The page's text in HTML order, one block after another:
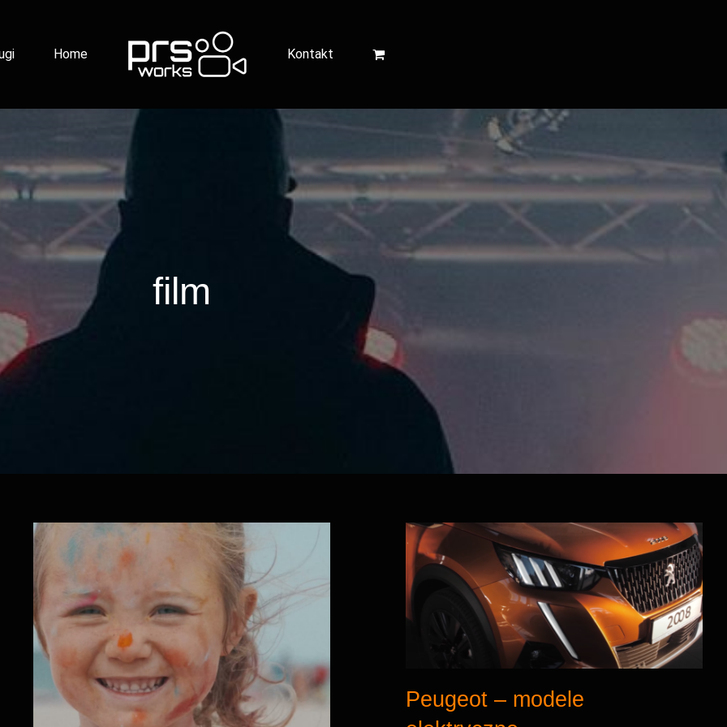
Home Kontakt
film
KingDance Summer Camp
Peugeot – modele
elektryczne
Peugeot – modele